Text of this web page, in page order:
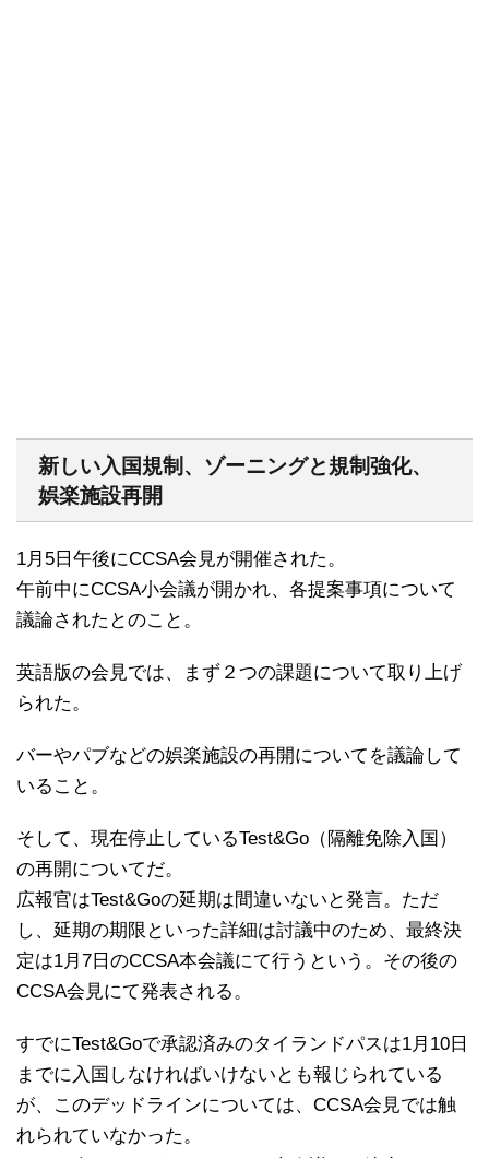
新しい入国規制、ゾーニングと規制強化、
娯楽施設再開
1月5日午後にCCSA会見が開催された。
午前中にCCSA小会議が開かれ、各提案事項について
議論されたとのこと。
英語版の会見では、まず２つの課題について取り上げ
られた。
バーやパブなどの娯楽施設の再開についてを議論して
いること。
そして、現在停止しているTest&Go（隔離免除入国）
の再開についてだ。
広報官はTest&Goの延期は間違いないと発言。ただ
し、延期の期限といった詳細は討議中のため、最終決
定は1月7日のCCSA本会議にて行うという。その後の
CCSA会見にて発表される。
すでにTest&Goで承認済みのタイランドパスは1月10日
までに入国しなければいけないとも報じられている
が、このデッドラインについては、CCSA会見では触
れられていなかった。